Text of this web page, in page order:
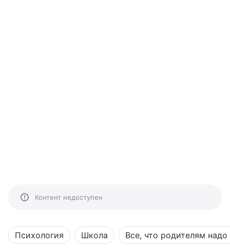
Контент недоступен
Психология Школа Все, что родителям надо